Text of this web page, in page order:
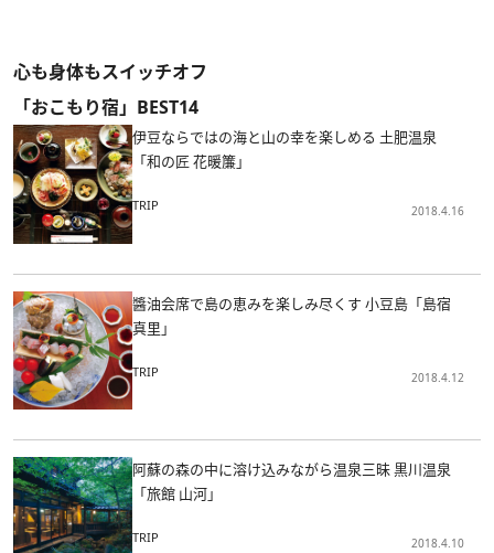
心も身体もスイッチオフ
「おこもり宿」BEST14
伊豆ならではの海と山の幸を楽しめる 土肥温泉
「和の匠 花暖簾」
TRIP 2018.4.16
醬油会席で島の恵みを楽しみ尽くす 小豆島「島宿
真里」
TRIP 2018.4.12
阿蘇の森の中に溶け込みながら温泉三昧 黒川温泉
「旅館 山河」
TRIP 2018.4.10